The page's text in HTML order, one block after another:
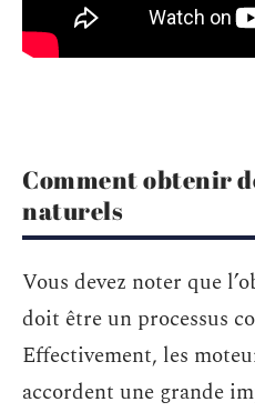
Comment obtenir
naturels
Vous devez noter que
doit être un processus
Effectivement, les
accordent une grande